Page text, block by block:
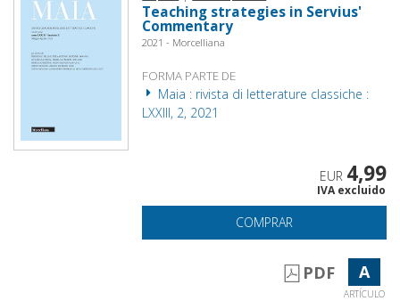
Teaching strategies in Servius'
Commentary
2021 - Morcelliana
FORMA PARTE DE
Maia : rivista di letterature classiche :
LXXIII, 2, 2021
EUR 4,99
IVA excluido
COMPRAR
PDF A
ARTÍCULO